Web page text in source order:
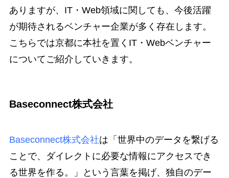
ありますが、IT・Web領域に関しても、今後活躍
が期待されるベンチャー企業が多く存在します。
こちらでは京都に本社を置くIT・Webベンチャー
についてご紹介していきます。
Baseconnect株式会社
Baseconnect株式会社は「世界中のデータを繋げる
ことで、ダイレクトに必要な情報にアクセスでき
る世界を作る。​」という言葉を掲げ、独自のデー